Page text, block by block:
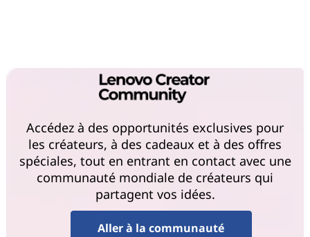
Accédez à des opportunités exclusives pour
les créateurs, à des cadeaux et à des offres
spéciales, tout en entrant en contact avec une
communauté mondiale de créateurs qui
partagent vos idées.
Aller à la communauté